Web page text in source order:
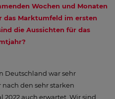
Wochen und Monaten
das Marktumfeld im ersten
die Aussichten für das
Deutschland war sehr
den sehr starken
auch erwartet. Wir sind